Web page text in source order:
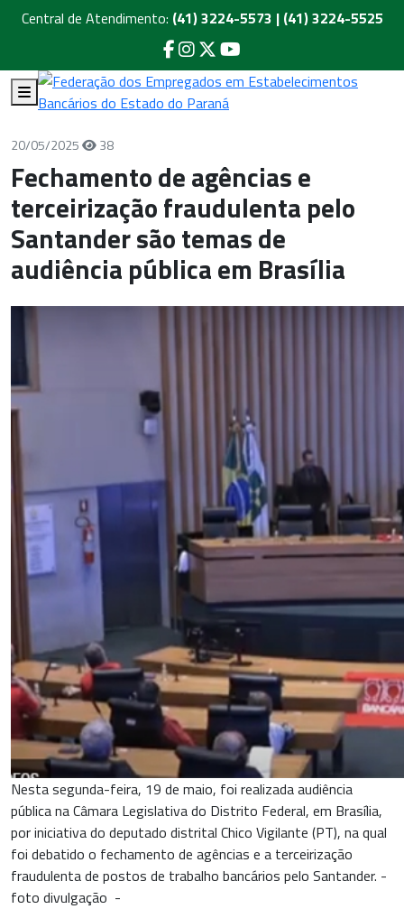
Central de Atendimento: (41) 3224-5573 | (41) 3224-5525
20/05/2025 38
Fechamento de agências e
terceirização fraudulenta pelo
Santander são temas de
audiência pública em Brasília
Nesta segunda-feira, 19 de maio, foi realizada audiência
pública na Câmara Legislativa do Distrito Federal, em Brasília,
por iniciativa do deputado distrital Chico Vigilante (PT), na qual
foi debatido o fechamento de agências e a terceirização
fraudulenta de postos de trabalho bancários pelo Santander. -
foto divulgação -